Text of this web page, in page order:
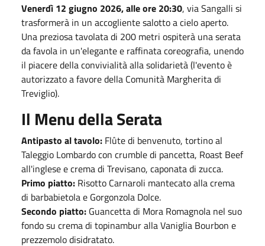
Venerdì 12 giugno 2026, alle ore 20:30, via Sangalli si
trasformerà in un accogliente salotto a cielo aperto.
Una preziosa tavolata di 200 metri ospiterà una serata
da favola in un'elegante e raffinata coreografia, unendo
il piacere della convivialità alla solidarietà (l'evento è
autorizzato a favore della Comunità Margherita di
Treviglio).
Il Menu della Serata
Antipasto al tavolo: Flûte di benvenuto, tortino al
Taleggio Lombardo con crumble di pancetta, Roast Beef
all'inglese e crema di Trevisano, caponata di zucca.
Primo piatto: Risotto Carnaroli mantecato alla crema
di barbabietola e Gorgonzola Dolce.
Secondo piatto: Guancetta di Mora Romagnola nel suo
fondo su crema di topinambur alla Vaniglia Bourbon e
prezzemolo disidratato.